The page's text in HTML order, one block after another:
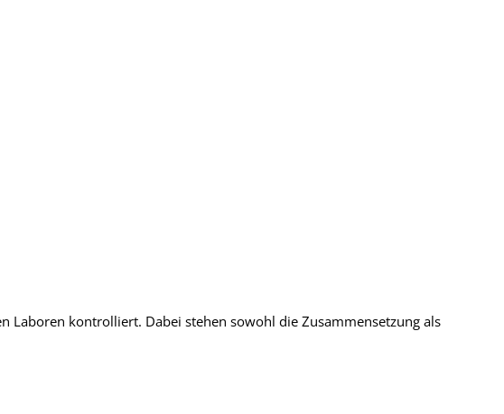
Laboren kontrolliert. Dabei stehen sowohl die Zusammensetzung als